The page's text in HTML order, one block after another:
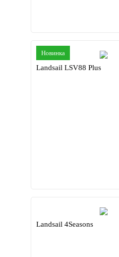
Landsail LSV88 Plus
Новинка
Landsail 4Seasons